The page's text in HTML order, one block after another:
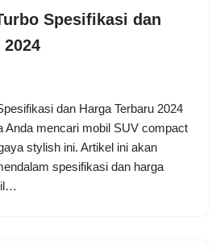
Spesifikasi dan
2024
dan Harga Terbaru 2024
Anda mencari mobil SUV compact
stylish ini. Artikel ini akan
spesifikasi dan harga